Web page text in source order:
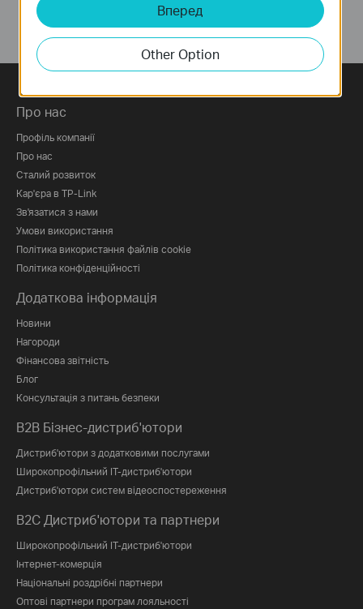
Про нас
Профіль компанії
Про нас
Сталий розвиток
Кар'єра в TP-Link
Зв'язатися з нами
Умови використання
Політика використання файлів cookie
Політика конфіденційності
Додаткова інформація
Новини
Нагороди
Фінансова звітність
Блог
Консультація з питань безпеки
B2B Бізнес-дистриб'ютори
Дистриб'ютори з додатковими послугами
Широкопрофільний IT-дистриб'ютори
Дистриб'ютори систем відеоспостереження
B2C Дистриб'ютори та партнери
Широкопрофільний IT-дистриб'ютори
Інтернет-комерція
Національні роздрібні партнери
Оптові партнери програм лояльності
Вперед
Other Option